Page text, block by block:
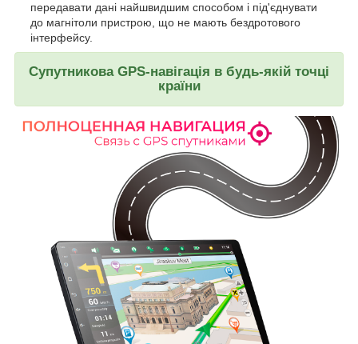
передавати дані найшвидшим способом і під'єднувати
до магнітоли пристрою, що не мають бездротового
інтерфейсу.
Супутникова GPS-навігація в будь-якій точці
країни